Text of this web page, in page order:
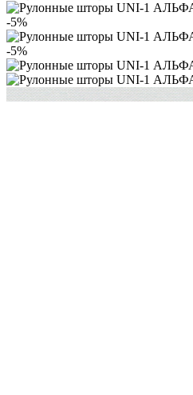
-5%
-5%